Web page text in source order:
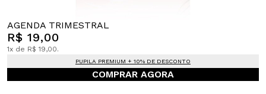
AGENDA TRIMESTRAL
R$ 19,00
1x de R$ 19,00.
PUPILA PREMIUM + 10% DE DESCONTO
COMPRAR AGORA